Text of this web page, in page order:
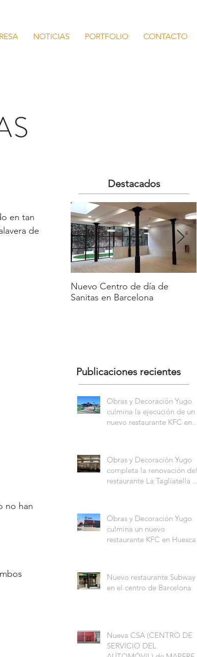
NOTICIAS PORTFOLIO CONTACTO
en tan
de
no han
Destacados
Nuevo Centro de día de
Sanitas en Barcelona
Publicaciones recientes
Obras y Decoración Yugo
culmina la ejecución de un
nuevo restaurante KFC en
Obras y Decoración Yugo
completa la renovación del
restaurante La Tagliatella en
Obras y Decoración Yugo
culmina un nuevo
restaurante KFC en Huesca
Nuevo restaurante Subway
en el centro de Barcelona
Nueva CSA (CENTRO DE
SERVICIO DEL